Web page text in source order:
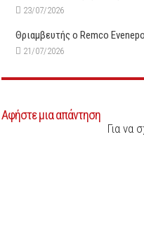
23/07/2026
Θριαμβευτής ο Remco
21/07/2026
Αφήστε μια απάντηση
Για να